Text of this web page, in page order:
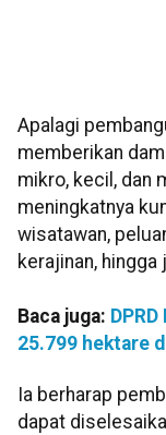
Apalagi
memberikan
mikro, kecil, dan
meningkatnya
wisatawan,
kerajinan,
Baca juga:
25.799 hektare
Ia berharap
dapat